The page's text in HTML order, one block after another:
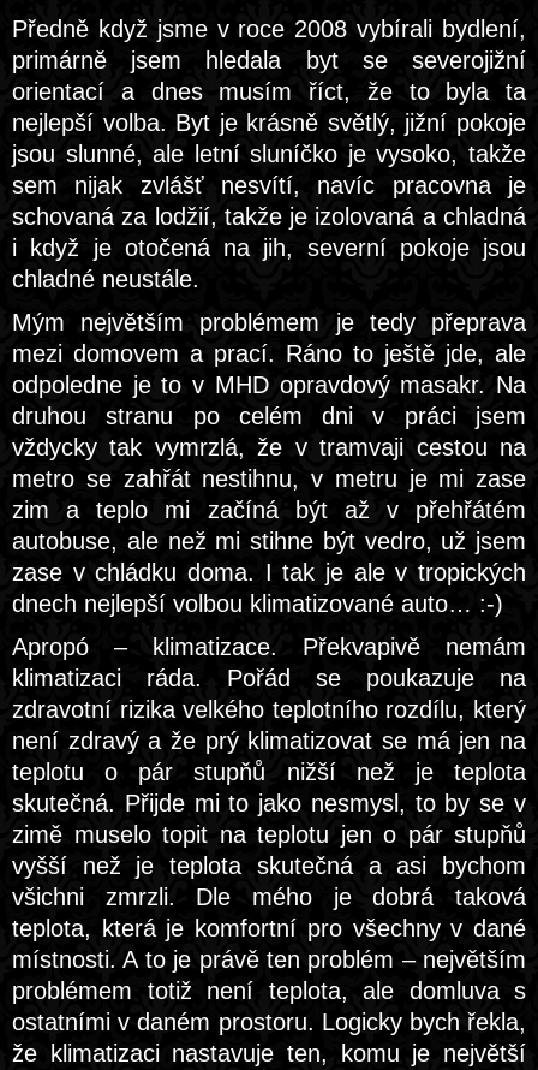
Předně když jsme v roce 2008 vybírali bydlení,
primárně jsem hledala byt se severojižní
orientací a dnes musím říct, že to byla ta
nejlepší volba. Byt je krásně světlý, jižní pokoje
jsou slunné, ale letní sluníčko je vysoko, takže
sem nijak zvlášť nesvítí, navíc pracovna je
schovaná za lodžií, takže je izolovaná a chladná
i když je otočená na jih, severní pokoje jsou
chladné neustále.
Mým největším problémem je tedy přeprava
mezi domovem a prací. Ráno to ještě jde, ale
odpoledne je to v MHD opravdový masakr. Na
druhou stranu po celém dni v práci jsem
vždycky tak vymrzlá, že v tramvaji cestou na
metro se zahřát nestihnu, v metru je mi zase
zim a teplo mi začíná být až v přehřátém
autobuse, ale než mi stihne být vedro, už jsem
zase v chládku doma. I tak je ale v tropických
dnech nejlepší volbou klimatizované auto… :-)
Apropó – klimatizace. Překvapivě nemám
klimatizaci ráda. Pořád se poukazuje na
zdravotní rizika velkého teplotního rozdílu, který
není zdravý a že prý klimatizovat se má jen na
teplotu o pár stupňů nižší než je teplota
skutečná. Přijde mi to jako nesmysl, to by se v
zimě muselo topit na teplotu jen o pár stupňů
vyšší než je teplota skutečná a asi bychom
všichni zmrzli. Dle mého je dobrá taková
teplota, která je komfortní pro všechny v dané
místnosti. A to je právě ten problém – největším
problémem totiž není teplota, ale domluva s
ostatními v daném prostoru. Logicky bych řekla,
že klimatizaci nastavuje ten, komu je největší